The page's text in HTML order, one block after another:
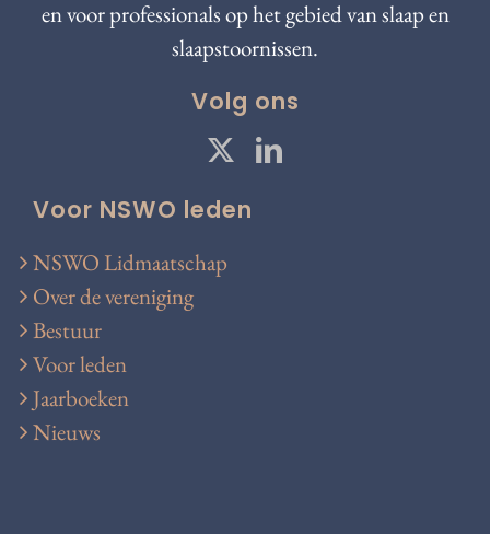
en voor professionals op het gebied van slaap en
slaapstoornissen.
Volg ons
Voor NSWO leden
NSWO Lidmaatschap
Over de vereniging
Bestuur
Voor leden
Jaarboeken
Nieuws